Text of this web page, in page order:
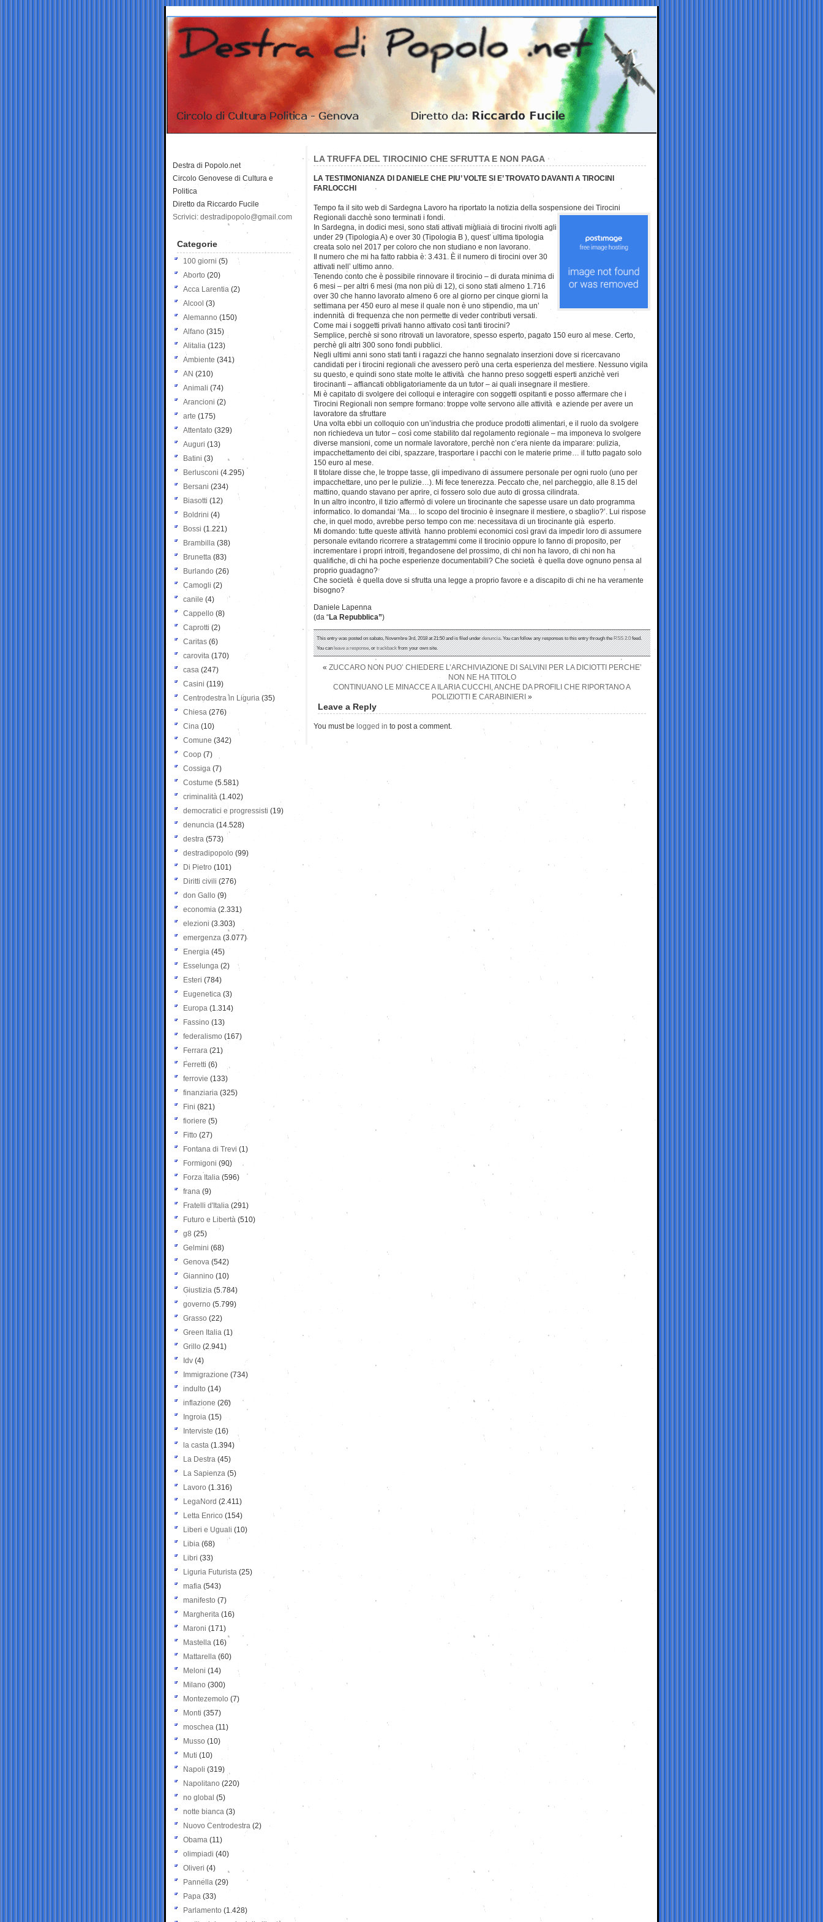
LA TRUFFA DEL TIROCINIO CHE SFRUTTA E NON PAGA
LA TESTIMONIANZA DI DANIELE CHE PIU’ VOLTE SI E’ TROVATO DAVANTI A TIROCINI
FARLOCCHI
Tempo fa il sito web di Sardegna Lavoro ha riportato la notizia della sospensione dei Tirocini
Regionali dacchè sono terminati i fondi.
In Sardegna, in dodici mesi, sono stati attivati migliaia di tirocini rivolti agli
under 29 (Tipologia A) e over 30 (Tipologia B ), quest’ ultima tipologia
creata solo nel 2017 per coloro che non studiano e non lavorano.
Il numero che mi ha fatto rabbia è: 3.431. È il numero di tirocini over 30
attivati nell’ ultimo anno.
Tenendo conto che è possibile rinnovare il tirocinio – di durata minima di
6 mesi – per altri 6 mesi (ma non più di 12), ci sono stati almeno 1.716
over 30 che hanno lavorato almeno 6 ore al giorno per cinque giorni la
settimana per 450 euro al mese il quale non è uno stipendio, ma un’
indennità di frequenza che non permette di veder contributi versati.
Come mai i soggetti privati hanno attivato così tanti tirocini?
Semplice, perchè si sono ritrovati un lavoratore, spesso esperto, pagato 150 euro al mese. Certo,
perchè gli altri 300 sono fondi pubblici.
Negli ultimi anni sono stati tanti i ragazzi che hanno segnalato inserzioni dove si ricercavano
candidati per i tirocini regionali che avessero però una certa esperienza del mestiere. Nessuno vigila
su questo, e quindi sono state molte le attività che hanno preso soggetti esperti anzichè veri
tirocinanti – affiancati obbligatoriamente da un tutor – ai quali insegnare il mestiere.
Mi è capitato di svolgere dei colloqui e interagire con soggetti ospitanti e posso affermare che i
Tirocini Regionali non sempre formano: troppe volte servono alle attività e aziende per avere un
lavoratore da sfruttare
Una volta ebbi un colloquio con un’industria che produce prodotti alimentari, e il ruolo da svolgere
non richiedeva un tutor – così come stabilito dal regolamento regionale – ma imponeva lo svolgere
diverse mansioni, come un normale lavoratore, perchè non c’era niente da imparare: pulizia,
impacchettamento dei cibi, spazzare, trasportare i pacchi con le materie prime… il tutto pagato solo
150 euro al mese.
Il titolare disse che, le troppe tasse, gli impedivano di assumere personale per ogni ruolo (uno per
impacchettare, uno per le pulizie…). Mi fece tenerezza. Peccato che, nel parcheggio, alle 8.15 del
mattino, quando stavano per aprire, ci fossero solo due auto di grossa cilindrata.
In un altro incontro, il tizio affermò di volere un tirocinante che sapesse usare un dato programma
informatico. Io domandai ‘Ma… lo scopo del tirocinio è insegnare il mestiere, o sbaglio?’. Lui rispose
che, in quel modo, avrebbe perso tempo con me: necessitava di un tirocinante già esperto.
Mi domando: tutte queste attività hanno problemi economici così gravi da impedir loro di assumere
personale evitando ricorrere a stratagemmi come il tirocinio oppure lo fanno di proposito, per
incrementare i propri introiti, fregandosene del prossimo, di chi non ha lavoro, di chi non ha
qualifiche, di chi ha poche esperienze documentabili? Che società è quella dove ognuno pensa al
proprio guadagno?
Che società è quella dove si sfrutta una legge a proprio favore e a discapito di chi ne ha veramente
bisogno?
Daniele Lapenna
(da “La Repubblica”)
This entry was posted on sabato, Novembre 3rd, 2018 at 21:50 and is filed underdenuncia. You can follow any responses to this entry through theRSS 2.0feed.
You canleave a response, ortrackbackfrom your own site.
« ZUCCARO NON PUO’ CHIEDERE L’ARCHIVIAZIONE DI SALVINI PER LA DICIOTTI PERCHE’
NON NE HA TITOLO
CONTINUANO LE MINACCE A ILARIA CUCCHI, ANCHE DA PROFILI CHE RIPORTANO A
POLIZIOTTI E CARABINIERI »
Leave a Reply
You must be logged in to post a comment.
Destra di Popolo.net
Circolo Genovese di Cultura e
Politica
Diretto da Riccardo Fucile
Scrivici: destradipopolo@gmail.com
Categorie
100 giorni (5)
Aborto (20)
Acca Larentia (2)
Alcool (3)
Alemanno (150)
Alfano (315)
Alitalia (123)
Ambiente (341)
AN (210)
Animali (74)
Arancioni (2)
arte (175)
Attentato (329)
Auguri (13)
Batini (3)
Berlusconi (4.295)
Bersani (234)
Biasotti (12)
Boldrini (4)
Bossi (1.221)
Brambilla (38)
Brunetta (83)
Burlando (26)
Camogli (2)
canile (4)
Cappello (8)
Caprotti (2)
Caritas (6)
carovita (170)
casa (247)
Casini (119)
Centrodestra in Liguria (35)
Chiesa (276)
Cina (10)
Comune (342)
Coop (7)
Cossiga (7)
Costume (5.581)
criminalità (1.402)
democratici e progressisti (19)
denuncia (14.528)
destra (573)
destradipopolo (99)
Di Pietro (101)
Diritti civili (276)
don Gallo (9)
economia (2.331)
elezioni (3.303)
emergenza (3.077)
Energia (45)
Esselunga (2)
Esteri (784)
Eugenetica (3)
Europa (1.314)
Fassino (13)
federalismo (167)
Ferrara (21)
Ferretti (6)
ferrovie (133)
finanziaria (325)
Fini (821)
fioriere (5)
Fitto (27)
Fontana di Trevi (1)
Formigoni (90)
Forza Italia (596)
frana (9)
Fratelli d'Italia (291)
Futuro e Libertà (510)
g8 (25)
Gelmini (68)
Genova (542)
Giannino (10)
Giustizia (5.784)
governo (5.799)
Grasso (22)
Green Italia (1)
Grillo (2.941)
Idv (4)
Immigrazione (734)
indulto (14)
inflazione (26)
Ingroia (15)
Interviste (16)
la casta (1.394)
La Destra (45)
La Sapienza (5)
Lavoro (1.316)
LegaNord (2.411)
Letta Enrico (154)
Liberi e Uguali (10)
Libia (68)
Libri (33)
Liguria Futurista (25)
mafia (543)
manifesto (7)
Margherita (16)
Maroni (171)
Mastella (16)
Mattarella (60)
Meloni (14)
Milano (300)
Montezemolo (7)
Monti (357)
moschea (11)
Musso (10)
Muti (10)
Napoli (319)
Napolitano (220)
no global (5)
notte bianca (3)
Nuovo Centrodestra (2)
Obama (11)
olimpiadi (40)
Oliveri (4)
Pannella (29)
Papa (33)
Parlamento (1.428)